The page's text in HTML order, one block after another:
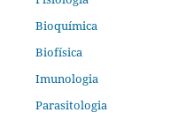
Bioquímica
Biofísica
Imunologia
Parasitologia